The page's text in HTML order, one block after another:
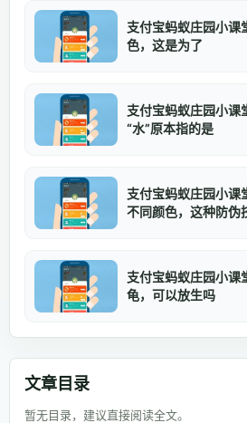
支付宝蚂蚁庄园小课
色，这是为了
支付宝蚂蚁庄园小课
“水”原本指的是
支付宝蚂蚁庄园小课
不同颜色，这种防伪
支付宝蚂蚁庄园小课
龟，可以放生吗
文章目录
暂无目录，建议直接阅读全文。